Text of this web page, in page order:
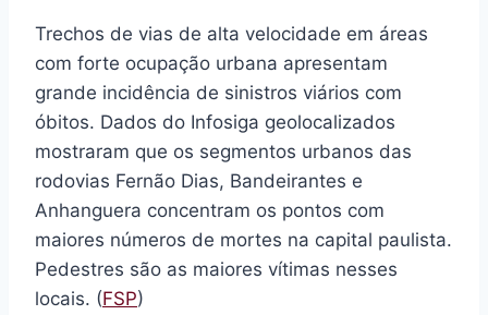
Trechos de vias de alta velocidade em áreas
com forte ocupação urbana apresentam
grande incidência de sinistros viários com
óbitos. Dados do Infosiga geolocalizados
mostraram que os segmentos urbanos das
rodovias Fernão Dias, Bandeirantes e
Anhanguera concentram os pontos com
maiores números de mortes na capital paulista.
Pedestres são as maiores vítimas nesses
locais. (FSP)